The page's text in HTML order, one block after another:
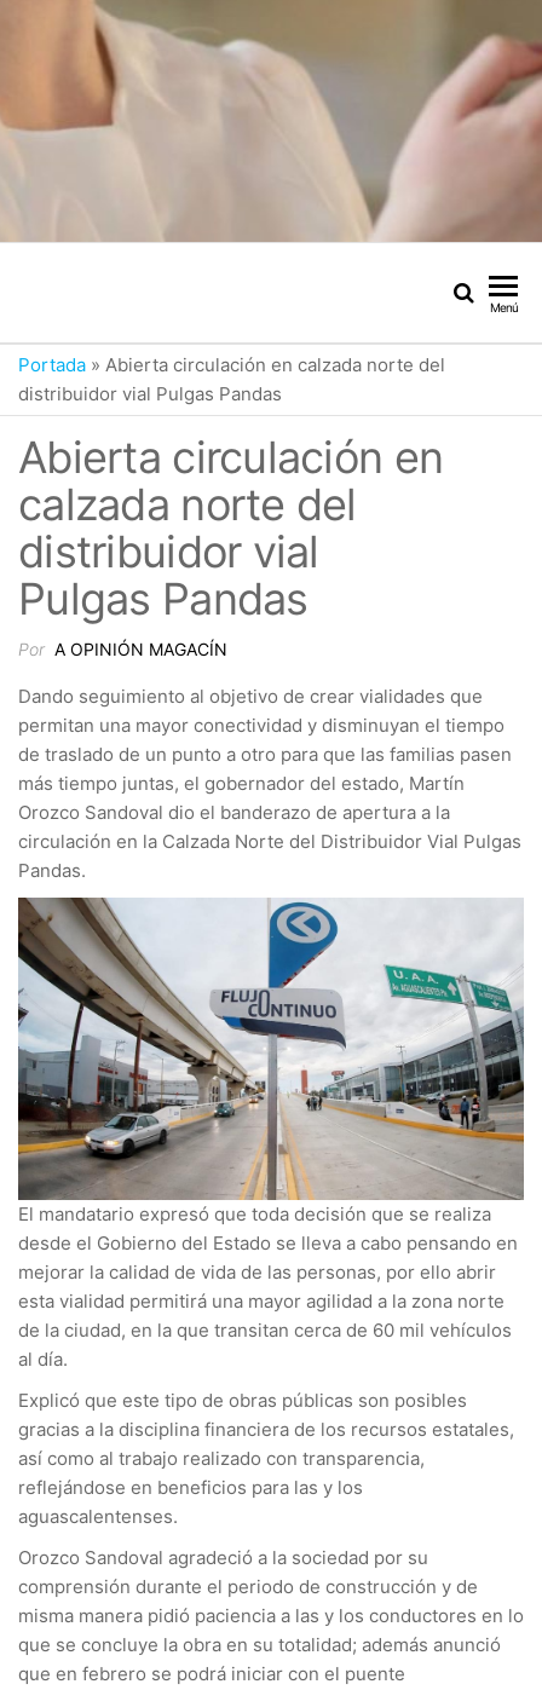
Menú
Portada » Abierta circulación en calzada norte del
distribuidor vial Pulgas Pandas
Abierta circulación en
calzada norte del
distribuidor vial
Pulgas Pandas
Por A OPINIÓN MAGACÍN
Dando seguimiento al objetivo de crear vialidades que
permitan una mayor conectividad y disminuyan el tiempo
de traslado de un punto a otro para que las familias pasen
más tiempo juntas, el gobernador del estado, Martín
Orozco Sandoval dio el banderazo de apertura a la
circulación en la Calzada Norte del Distribuidor Vial Pulgas
Pandas.
El mandatario expresó que toda decisión que se realiza
desde el Gobierno del Estado se lleva a cabo pensando en
mejorar la calidad de vida de las personas, por ello abrir
esta vialidad permitirá una mayor agilidad a la zona norte
de la ciudad, en la que transitan cerca de 60 mil vehículos
al día.
Explicó que este tipo de obras públicas son posibles
gracias a la disciplina financiera de los recursos estatales,
así como al trabajo realizado con transparencia,
reflejándose en beneficios para las y los
aguascalentenses.
Orozco Sandoval agradeció a la sociedad por su
comprensión durante el periodo de construcción y de
misma manera pidió paciencia a las y los conductores en lo
que se concluye la obra en su totalidad; además anunció
que en febrero se podrá iniciar con el puente